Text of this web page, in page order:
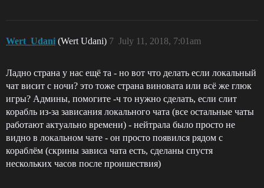
Wert_Udani (Wert Udani) July 11, 2018, 7:01am
7
Ладно страна у нас ещё та - но вот что делать если локальный
чат висит с ночи? это тоже страна виновата или всё же глюк
игры? Админы, помогите -ч то нужно сделать, если слит
корабль из-за зависания локального чата (все остальные чаты
работают актуально времени) - нейтрала было просто не
видно в локальном чате - он просто появился рядом с
кораблём (скрины зависа чата есть, сделаны спустя
нескольких часов после проишествия)